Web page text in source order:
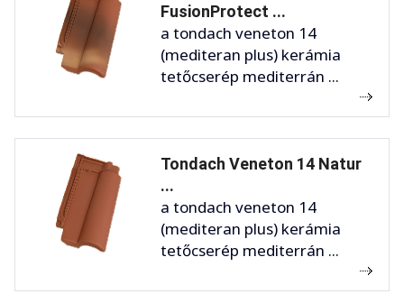
FusionProtect ...
a tondach veneton 14
(mediteran plus) kerámia
tetőcserép mediterrán ...
Tondach Veneton 14 Natur
...
a tondach veneton 14
(mediteran plus) kerámia
tetőcserép mediterrán ...